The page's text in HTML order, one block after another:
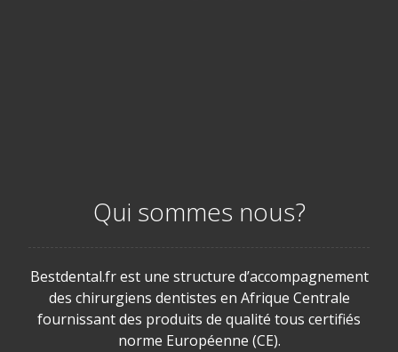
Qui sommes nous?
Bestdental.fr est une structure d’accompagnement
des chirurgiens dentistes en Afrique Centrale
fournissant des produits de qualité tous certifiés
norme Européenne (CE).